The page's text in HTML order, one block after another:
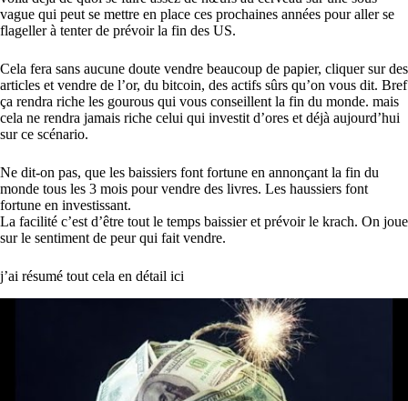
vague qui peut se mettre en place ces prochaines années pour aller se
flageller à tenter de prévoir la fin des US.
Cela fera sans aucune doute vendre beaucoup de papier, cliquer sur des
articles et vendre de l’or, du bitcoin, des actifs sûrs qu’on vous dit. Bref
ça rendra riche les gourous qui vous conseillent la fin du monde. mais
cela ne rendra jamais riche celui qui investit d’ores et déjà aujourd’hui
sur ce scénario.
Ne dit-on pas, que les baissiers font fortune en annonçant la fin du
monde tous les 3 mois pour vendre des livres. Les haussiers font
fortune en investissant.
La facilité c’est d’être tout le temps baissier et prévoir le krach. On joue
sur le sentiment de peur qui fait vendre.
j’ai résumé tout cela en détail ici